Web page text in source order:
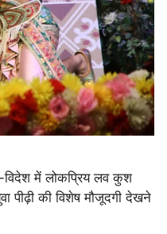
विदेश में लोकप्रिय लव कुश
पीढ़ी की विशेष मौजूदगी देखने